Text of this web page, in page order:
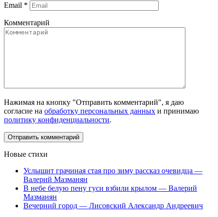
Email *
Комментарий
Нажимая на кнопку "Отправить комментарий", я даю
согласие на обработку персональных данных и принимаю
политику конфиденциальности.
Новые стихи
Услышит грачиная стая про зиму рассказ очевидца —
Валерий Мазманян
В небе белую пену гуси взбили крылом — Валерий
Мазманян
Вечерний город — Лисовский Александр Андреевич